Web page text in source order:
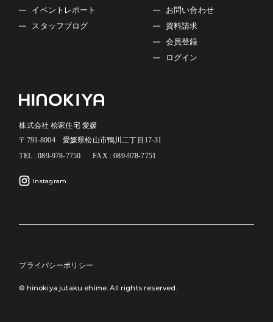
イベントレポート
スタッフブログ
お問い合わせ
資料請求
会員登録
ログイン
株式会社 桧家住宅 愛媛
〒791-8004 愛媛県松山市鴨川二丁目17-31
TEL : 089-978-7750
FAX : 089-978-7751
Instagram
プライバシーポリシー
© hinokiya jutaku ehime. All rights reserved.